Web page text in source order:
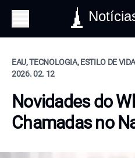
EAU, TECNOLOGIA, ESTILO DE VIDA
2026. 02. 12
Novidades do
Chamadas no